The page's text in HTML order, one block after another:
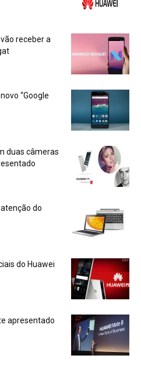
receber a
“Google
duas câmeras
do
do Huawei
apresentado